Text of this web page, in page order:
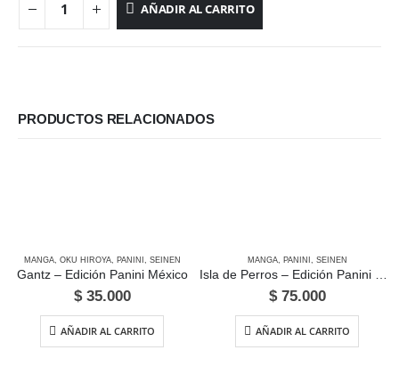
AÑADIR AL CARRITO
PRODUCTOS RELACIONADOS
MANGA, OKU HIROYA, PANINI SEINEN
Gantz – Edición Panini México
$35.000
AÑADIR AL CARRITO
MANGA, PANINI SEINEN
$75.000
AÑADIR AL CARRITO